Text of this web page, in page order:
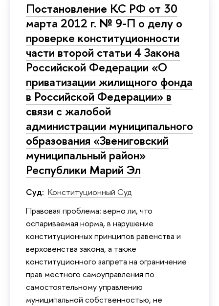
Постановление КС РФ от 30
марта 2012 г. № 9-П о делу о
проверке конституционности
части второй статьи 4 Закона
Российской Федерации «О
приватизации жилищного фонда
в Российской Федерации» в
связи с жалобой
администрации муниципального
образования «Звениговский
муниципальный район»
Республики Марий Эл
Суд: Конституционный Суд
Правовая проблема: верно ли, что
оспариваемая норма, в нарушение
конституционных принципов равенства и
верховенства закона, а также
конституционного запрета на ограничение
прав местного самоуправления по
самостоятельному управлению
муниципальной собственностью, не